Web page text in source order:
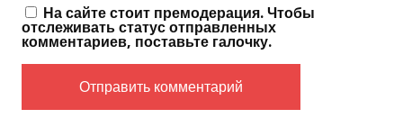
На сайте стоит премодерация. Чтобы
отслеживать статус отправленных
комментариев, поставьте галочку.